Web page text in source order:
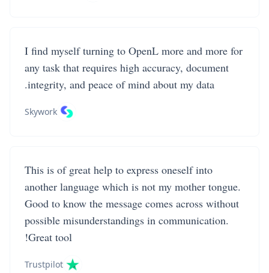
I find myself turning to OpenL more and more for
any task that requires high accuracy, document
integrity, and peace of mind about my data.
Skywork
This is of great help to express oneself into
another language which is not my mother tongue.
Good to know the message comes across without
possible misunderstandings in communication.
Great tool!
Trustpilot